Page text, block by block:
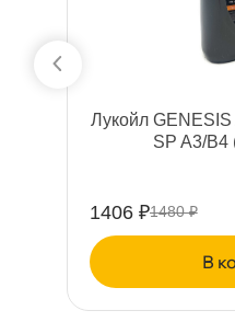
Лукойл
SP A3/B4
1406 ₽1480 ₽